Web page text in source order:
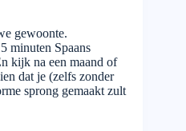
gewoonte.
minuten Spaans
kijk na een maand of
dat je (zelfs zonder
sprong gemaakt zult